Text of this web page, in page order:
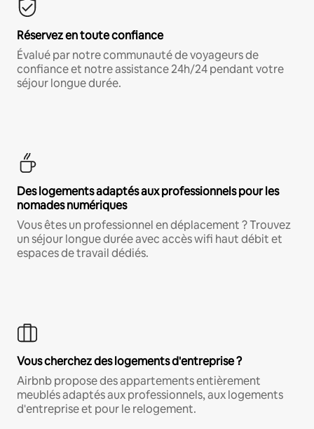
Réservez en toute confiance
Évalué par notre communauté de voyageurs de
confiance et notre assistance 24h/24 pendant votre
séjour longue durée.
Des logements adaptés aux professionnels pour les
nomades numériques
Vous êtes un professionnel en déplacement ? Trouvez
un séjour longue durée avec accès wifi haut débit et
espaces de travail dédiés.
Vous cherchez des logements d'entreprise ?
Airbnb propose des appartements entièrement
meublés adaptés aux professionnels, aux logements
d'entreprise et pour le relogement.